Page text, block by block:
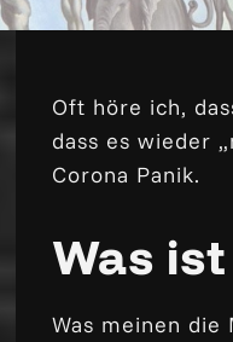
Oft höre ich,
dass es wieder
Corona Panik.
Was
Was meinen die